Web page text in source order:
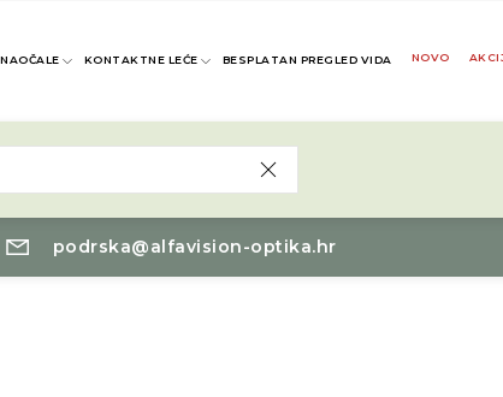
KONTAKTNE LEĆE BESPLATAN PREGLED VIDA NOVO
podrska@alfavision-optika.hr